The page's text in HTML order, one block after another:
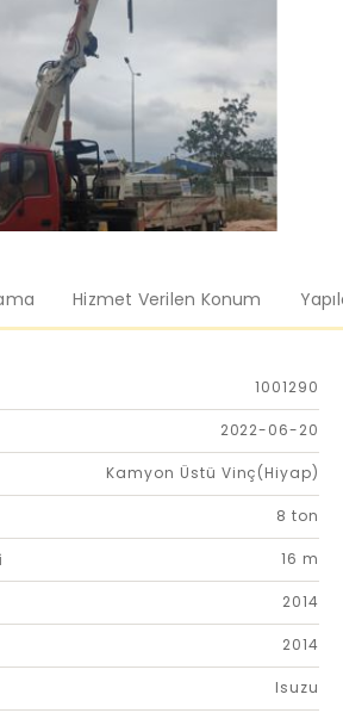
Hizmet Verilen Konum
1001290
2022-06-20
Kamyon Üstü Vinç(Hiyap)
8 ton
16 m
2014
2014
Isuzu